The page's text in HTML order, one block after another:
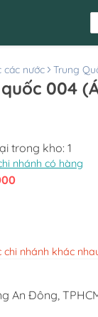
các nước Trung
Sườn xám nữ trung quốc
trong kho: 1
nhánh có hàng
chi nhánh khác
An Đông,